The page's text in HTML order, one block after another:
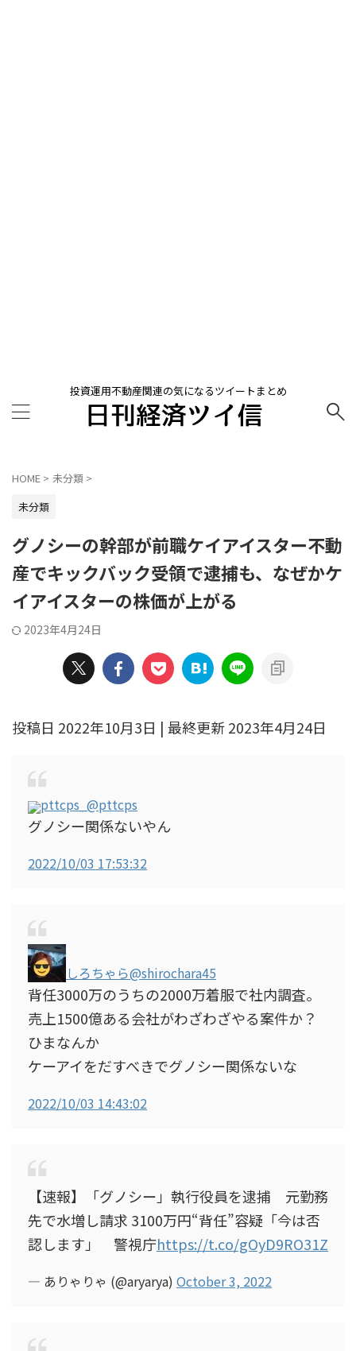
投資運用不動産関連の気になるツイートまとめ
HOME > 未分類 >
未分類
グノシーの幹部が前職ケイアイスター不動
産でキックバック受領で逮捕も、なぜかケ
イアイスターの株価が上がる
2023年4月24日
投稿日 2022年10月3日 | 最終更新 2023年4月24日
pttcps_ @pttcps
グノシー関係ないやん
2022/10/03 17:53:32
しろちゃら@shirochara45
背任3000万のうちの2000万着服で社内調査。
売上1500億ある会社がわざわざやる案件か？
ひまなんか
ケーアイをだすべきでグノシー関係ないな
2022/10/03 14:43:02
【速報】「グノシー」執行役員を逮捕 元勤務
先で水増し請求 3100万円“背任”容疑「今は否
認します」 警視庁https://t.co/gOyD9RO31Z
— ありゃりゃ (@aryarya) October 3, 2022